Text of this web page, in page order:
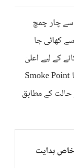
سے چار چمچ
سے کھائی جا
کے لیے اعلیٰ
درجہ حرارت پر مناسب نہیں کیونکہ اس کا Smoke Point
حالت کے مطابق
خاص ہدایت